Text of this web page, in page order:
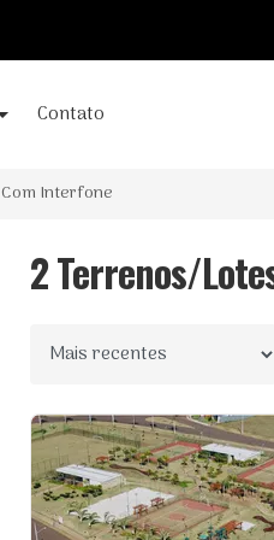
Contato
Com Interfone
2 Terrenos/
Ordenar por